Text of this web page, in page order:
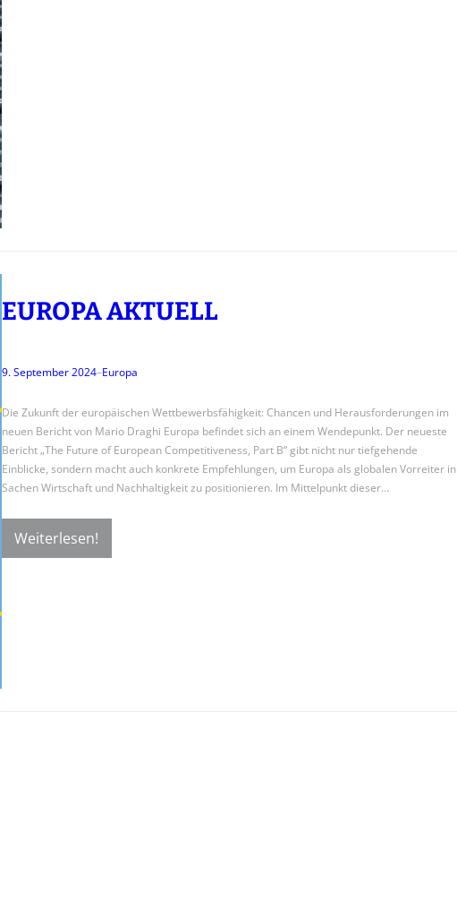
EUROPA AKTUELL
9. September 2024–Europa
Die Zukunft der europäischen Wettbewerbsfähigkeit: Chancen und Herausforderungen im
neuen Bericht von Mario Draghi Europa befindet sich an einem Wendepunkt. Der neueste
Bericht „The Future of European Competitiveness, Part B“ gibt nicht nur tiefgehende
Einblicke, sondern macht auch konkrete Empfehlungen, um Europa als globalen Vorreiter in
Sachen Wirtschaft und Nachhaltigkeit zu positionieren. Im Mittelpunkt dieser…
Weiterlesen!